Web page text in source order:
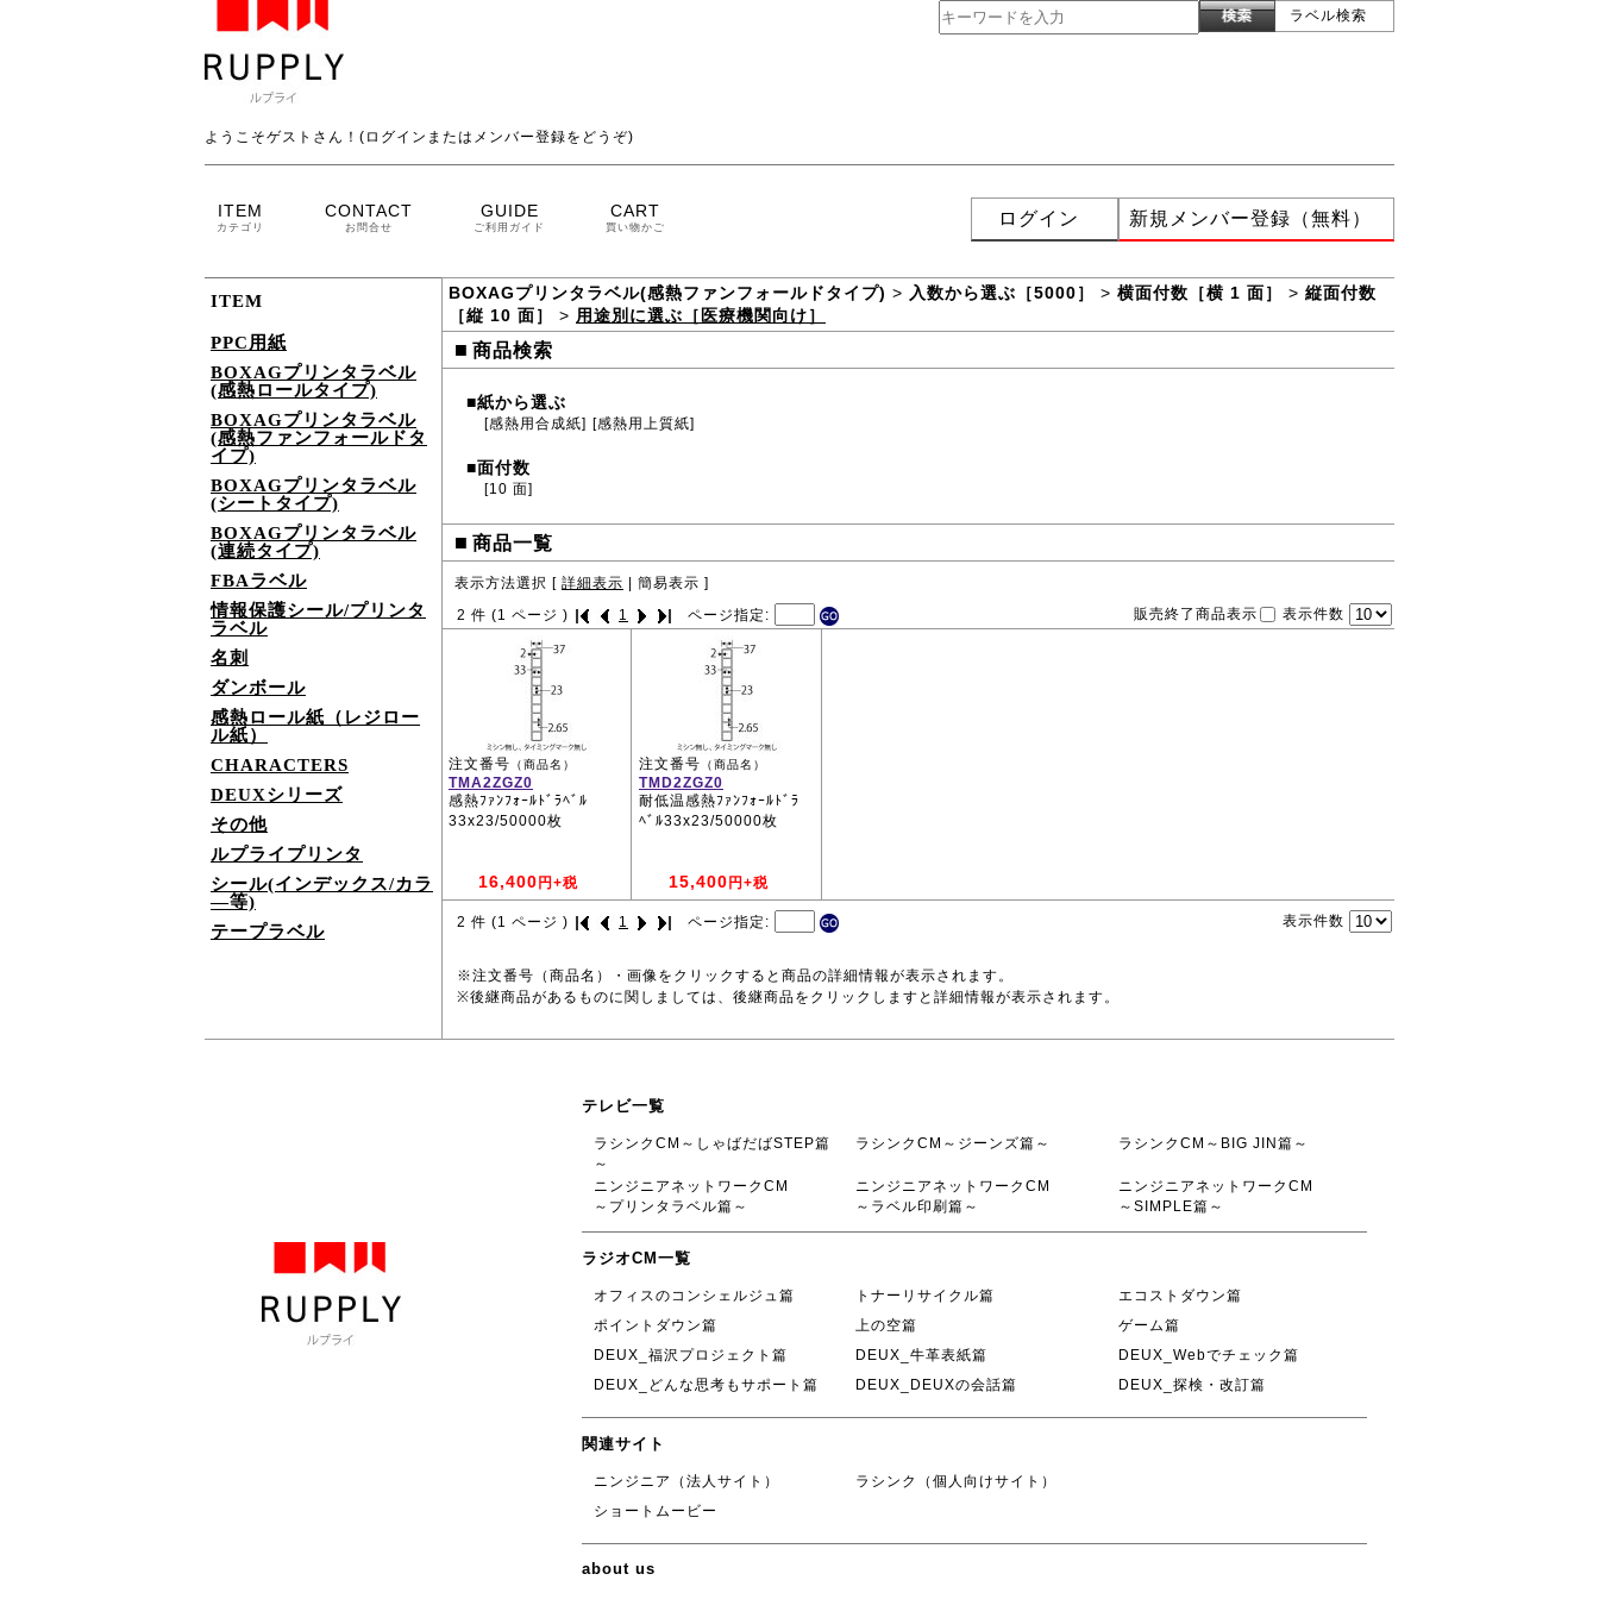
ラベル検索
ようこそゲストさん！(ログインまたはメンバー登録をどうぞ)
ITEM
カテゴリ
CONTACT
お問合せ
GUIDE
ご利用ガイド
CART
買い物かご ログイン 新規メンバー登録（無料）
ITEM
PPC用紙
BOXAGプリンタラベル
(感熱ロールタイプ)
BOXAGプリンタラベル
(感熱ファンフォールドタ
イプ)
BOXAGプリンタラベル
(シートタイプ)
BOXAGプリンタラベル
(連続タイプ)
FBAラベル
情報保護シール/プリンタ
ラベル
名刺
ダンボール
感熱ロール紙（レジロー
ル紙）
CHARACTERS
DEUXシリーズ
その他
ルプライプリンタ
シール(インデックス/カラ
―等)
テープラベル
BOXAGプリンタラベル(感熱ファンフォールドタイプ) > 入数から選ぶ［5000］ > 横面付数［横 1 面］ > 縦面付数
［縦 10 面］
> 用途別に選ぶ［医療機関向け］
■ 商品検索
■紙から選ぶ
[感熱用合成紙] [感熱用上質紙]
■面付数
[10 面]
■ 商品一覧
表示方法選択 [ 詳細表示 簡易表示 ]
2 件 (1 ページ ) 1 ページ指定: 販売終了商品表示 表示件数
注文番号 （商品名）
TMA2ZGZ0
感熱ﾌｧﾝﾌｫｰﾙﾄﾞﾗﾍﾞﾙ
33x23/50000枚
16,400 円+税
注文番号 （商品名）
TMD2ZGZ0
耐低温感熱ﾌｧﾝﾌｫｰﾙﾄﾞﾗ
ﾍﾞﾙ33x23/50000枚
15,400 円+税
2 件 (1 ページ ) 1 ページ指定: 表示件数
※注文番号（商品名）・画像をクリックすると商品の詳細情報が表示されます。
※後継商品があるものに関しましては、後継商品をクリックしますと詳細情報が表示されます。
テレビ一覧
ラシンクCM～しゃばだばSTEP篇
～
ラシンクCM～ジーンズ篇～ ラシンクCM～BIG JIN篇～
ニンジニアネットワークCM
～プリンタラベル篇～
ニンジニアネットワークCM
～ラベル印刷篇～
ニンジニアネットワークCM
～SIMPLE篇～
ラジオCM一覧
オフィスのコンシェルジュ篇 トナーリサイクル篇
エコストダウン篇
ポイントダウン篇
上の空篇
ゲーム篇
DEUX_福沢プロジェクト篇
DEUX_牛革表紙篇
DEUX_Webでチェック篇
DEUX_どんな思考もサポート篇
DEUX_DEUXの会話篇 DEUX_探検・改訂篇
関連サイト
ニンジニア（法人サイト）
ラシンク（個人向けサイト）
ショートムービー
about us